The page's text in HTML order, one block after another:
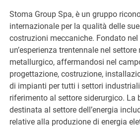
Stoma Group Spa, è un gruppo
internazionale per la qualità delle
costruzioni meccaniche. Fondato
un’esperienza trentennale nel
metallurgico, affermandosi nel
progettazione, costruzione,
di impianti per tutti i settori
riferimento al settore siderurgico. La
destinata al settore dell’energia
relative alla produzione di energia